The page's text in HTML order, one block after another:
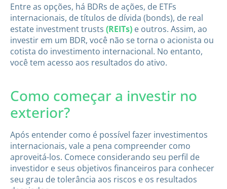
Entre as opções, há BDRs de ações, de ETFs
internacionais, de títulos de dívida (bonds), de real
estate investment trusts (REITs) e outros. Assim, ao
investir em um BDR, você não se torna o acionista ou
cotista do investimento internacional. No entanto,
você tem acesso aos resultados do ativo.
Como começar a investir no
exterior?
Após entender como é possível fazer investimentos
internacionais, vale a pena compreender como
aproveitá-los. Comece considerando seu perfil de
investidor e seus objetivos financeiros para conhecer
seu grau de tolerância aos riscos e os resultados